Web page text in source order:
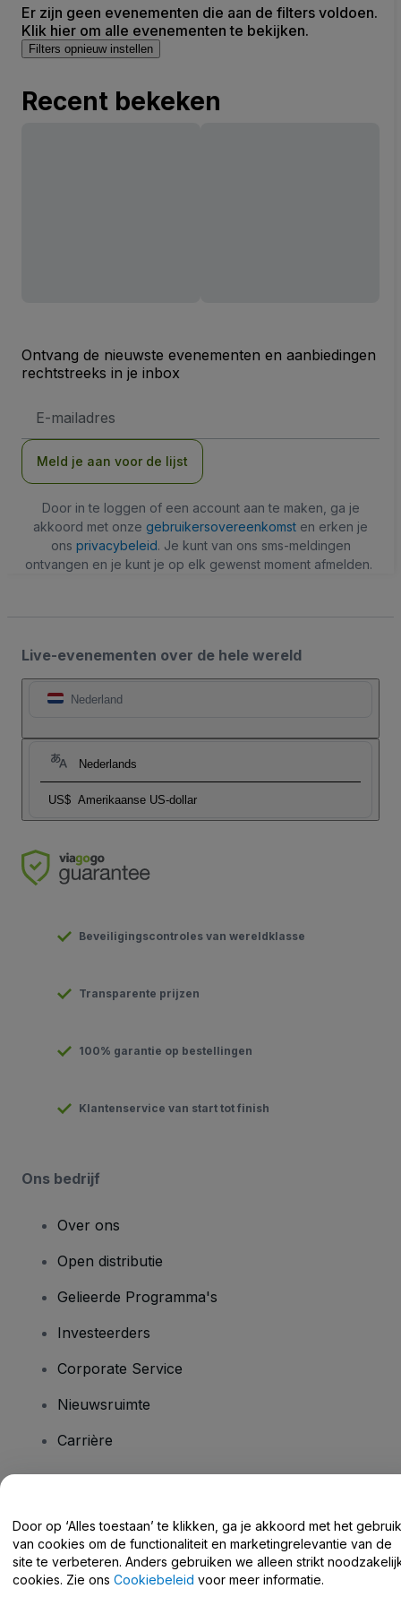
Er zijn geen evenementen die aan de filters voldoen.
Klik hier om alle evenementen te bekijken.
Filters opnieuw instellen
Recent bekeken
Ontvang de nieuwste evenementen en aanbiedingen
rechtstreeks in je inbox
mailadres
Meld je aan voor de lijst
Door in te loggen of een account aan te maken, ga je
akkoord met onze gebruikersovereenkomst en erken je
ons privacybeleid. Je kunt van ons sms-meldingen
ontvangen en je kunt je op elk gewenst moment afmelden.
Live-evenementen over de hele wereld
Nederland
Nederlands
US$ Amerikaanse US-dollar
Beveiligingscontroles van wereldklasse
Transparente prijzen
100% garantie op bestellingen
Klantenservice van start tot finish
Ons bedrijf
Over ons
Open distributie
Gelieerde Programma's
Investeerders
Corporate Service
Nieuwsruimte
Carrière
Helpcentrum / Neem Contact Met Ons Op
Door op ‘Alles toestaan’ te klikken, ga je akkoord met het gebruik
van cookies om de functionaliteit en marketingrelevantie van de
site te verbeteren. Anders gebruiken we alleen strikt
cookies. Zie ons Cookiebeleid voor meer informatie.